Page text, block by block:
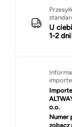
U
1-2
o.o.
Numer
zobacz